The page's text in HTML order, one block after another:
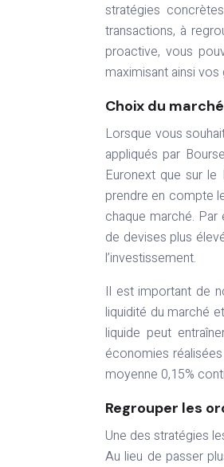
stratégies
transactions, à
proactive, vous
maximisant ainsi
Choix du
Lorsque vous
appliqués par
Euronext que sur le
prendre en compte
chaque marché.
de devises plus
l’investissement.
Il est important de
liquidité du marché
liquide peut
économies
moyenne 0,15%
Regrouper les
Une des stratégies
Au lieu de passer